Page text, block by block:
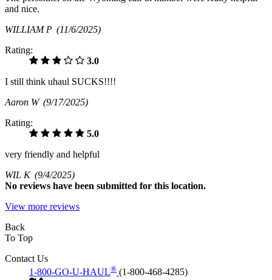
and nice.
WILLIAM P (11/6/2025)
Rating:
3.0
I still think uhaul SUCKS!!!!
Aaron W (9/17/2025)
Rating:
5.0
very friendly and helpful
WIL K (9/4/2025)
No reviews have been submitted for this location.
View more reviews
Back
To Top
Contact Us
1-800-GO-U-HAUL® (1-800-468-4285)